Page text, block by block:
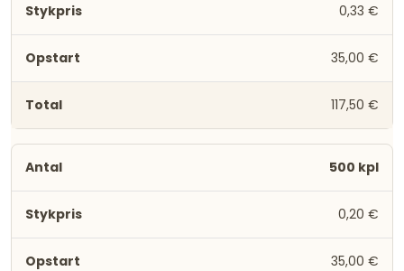
0,33 €
35,00 €
117,50 €
500 kpl
0,20 €
35,00 €